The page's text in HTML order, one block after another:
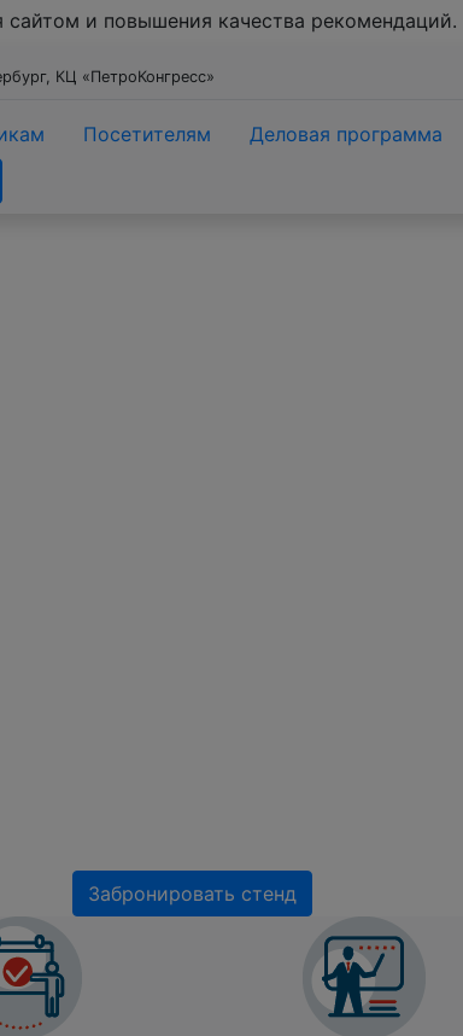
и повышения качества рекомендаций.
КЦ «ПетроКонгресс»
Посетителям Деловая программа
Забронировать стенд